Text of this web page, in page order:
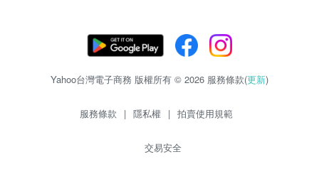
Yahoo台灣電子商務 版權所有 © 2026 服務條款(更新)
服務條款 | 隱私權 | 拍賣使用規範
交易安全